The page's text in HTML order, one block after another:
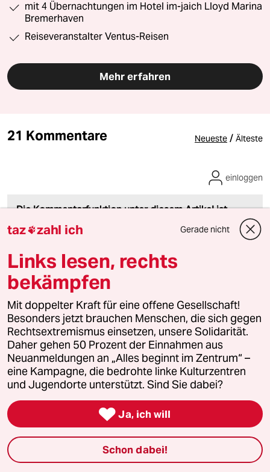
mit 4 Übernachtungen im Hotel im-jaich Lloyd Marina
Bremerhaven
Reiseveranstalter Ventus-Reisen
Mehr erfahren
21 Kommentare Neueste / Älteste
Die Kommentarfunktion unter diesem Artikel ist
geschlossen.
Wir öffnen die Kommentarspalte bei ausgewählten
einloggen
2G 21272 (Profil gelöscht)
22.11.2015,17:54 Uhr
Es ist falsch, dass die "Temperatur in
Abhaengigkeit von der Kohlendioxidmenge"
schwankte. Es ist genau umgekehrt: Die CO2-
Menge aenderte sich in Abhaengigkeit von der
Temperatur. Ein wichtiger Unterschied und ein
weiteres Indiz, dass CO2 mit unserem Klima
gar nichts zu tun hat.
taz zahl ich Gerade nicht
Links lesen, rechts
bekämpfen
Mit doppelter Kraft für eine offene Gesellschaft!
Besonders jetzt brauchen Menschen, die sich gegen
Rechtsextremismus einsetzen, unsere Solidarität.
Daher gehen 50 Prozent der Einnahmen aus
Neuanmeldungen an „Alles beginnt im Zentrum“ –
eine Kampagne, die bedrohte linke Kulturzentren
und Jugendorte unterstützt. Sind Sie dabei?
 Ja, ich will
Schon dabei!